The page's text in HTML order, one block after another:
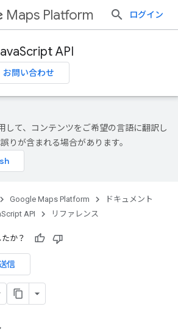
Maps Platform ログイン
API
お問い合わせ
して、コンテンツをご希望の言語に翻訳し
りが含まれる場合があります。
Google Maps Platform
ドキュメント
API リファレンス
か？
信